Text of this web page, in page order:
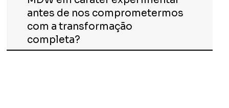
antes de nos comprometermos
com a transformação
completa?